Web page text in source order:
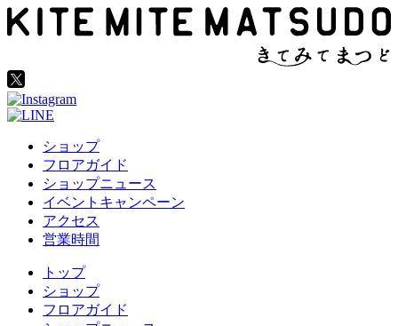
ショップ
フロアガイド
ショップニュース
イベントキャンペーン
アクセス
営業時間
トップ
ショップ
フロアガイド